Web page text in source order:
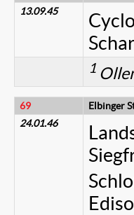
13.09.45
1
69
Elbinger
24.01.46